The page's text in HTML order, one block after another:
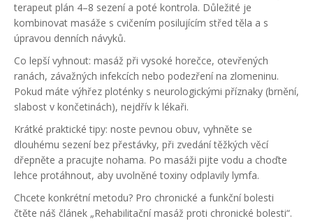
terapeut plán 4–8 sezení a poté kontrola. Důležité je
kombinovat masáže s cvičením posilujícím střed těla a s
úpravou denních návyků.
Co lepší vyhnout: masáž při vysoké horečce, otevřených
ranách, závažných infekcích nebo podezření na zlomeninu.
Pokud máte výhřez ploténky s neurologickými příznaky (brnění,
slabost v končetinách), nejdřív k lékaři.
Krátké praktické tipy: noste pevnou obuv, vyhněte se
dlouhému sezení bez přestávky, při zvedání těžkých věcí
dřepněte a pracujte nohama. Po masáži pijte vodu a choďte
lehce protáhnout, aby uvolněné toxiny odplavily lymfa.
Chcete konkrétní metodu? Pro chronické a funkční bolesti
čtěte náš článek „Rehabilitační masáž proti chronické bolesti“.